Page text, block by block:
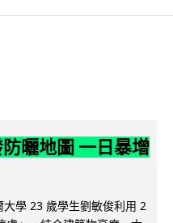
曬地圖 一日暴增
大學 23 歲學生劉敏俊利用 2